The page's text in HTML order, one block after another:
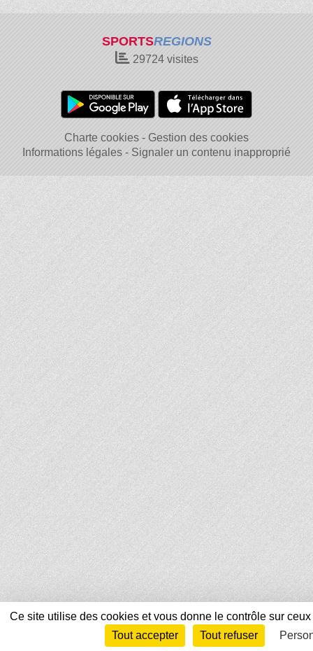
SPORTSREGIONS
29724visites
Charte cookies
Gestion des cookies
Informations légales
Signaler un contenu inapproprié
Ce site utilise des cookies et vous donne le contrôle sur
Tout accepter
Tout refuser